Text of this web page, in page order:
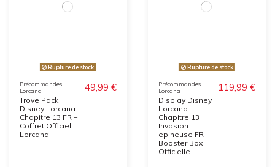
Rupture de stock
Précommandes
Lorcana
Trove Pack
Disney Lorcana
Chapitre 13 FR –
Coffret Officiel
Lorcana
49,99 €
Rupture de stock
Précommandes
Lorcana
Display Disney
Lorcana
Chapitre 13
Invasion
epineuse FR –
Booster Box
Officielle
119,99 €